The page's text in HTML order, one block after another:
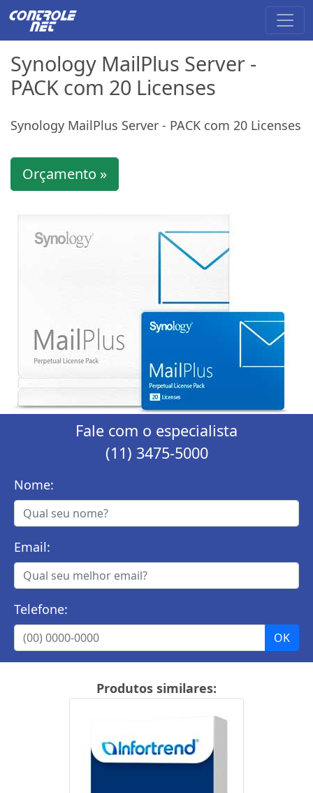
Synology MailPlus Server -
PACK com 20 Licenses
Synology MailPlus Server - PACK com 20 Licenses
Orçamento »
Fale com o especialista
(11) 3475-5000
Nome:
Email:
Telefone:
Produtos similares: